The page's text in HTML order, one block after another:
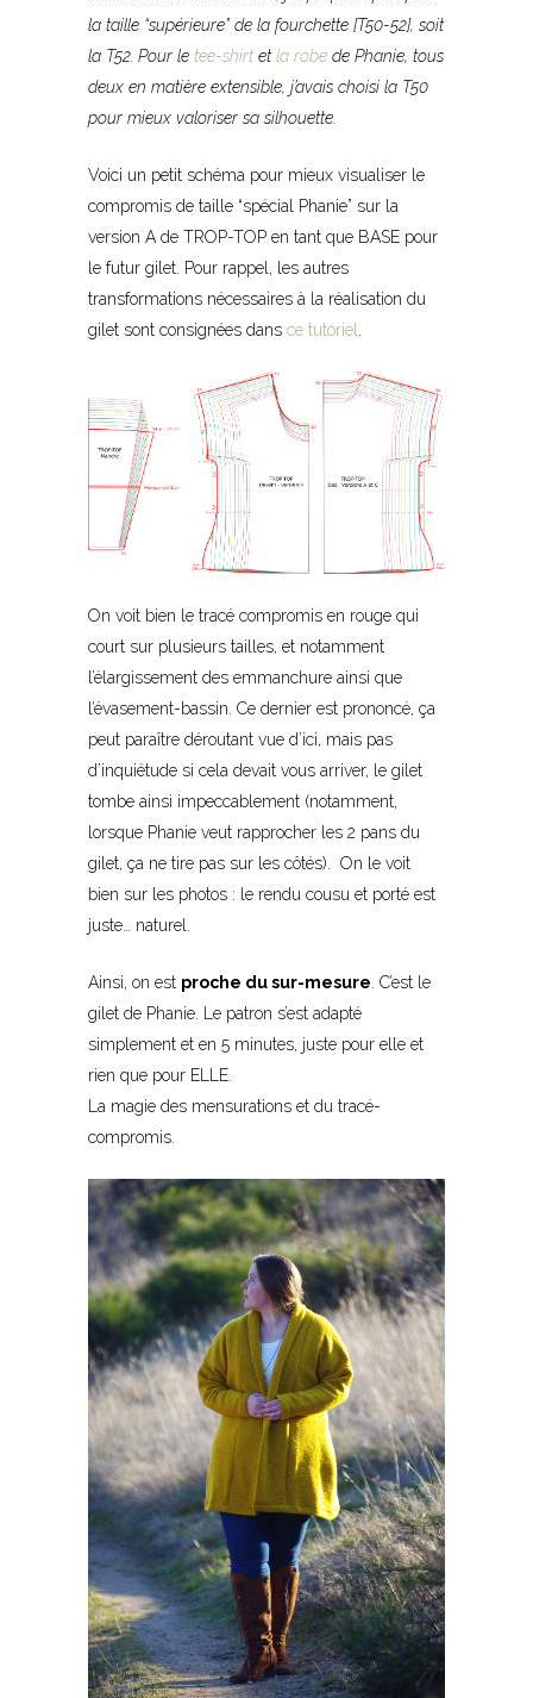
la taille “supérieure” de la fourchette [T50-52], soit
la T52. Pour le tee-shirt etla robe de Phanie, tous
deux en matière extensible, j’avais choisi la T50
pour mieux valoriser sa silhouette.
Voici un petit schéma pour mieux visualiser le
compromis de taille “spécial Phanie” sur la
version A de TROP-TOP en tant que BASE pour
le futur gilet. Pour rappel, les autres
transformations nécessaires à la réalisation du
gilet sont consignées dans ce tutoriel
On voit bien le tracé compromis en rouge qui
court sur plusieurs tailles, et notamment
l’élargissement des emmanchure ainsi que
l’évasement-bassin. Ce dernier est prononcé, ça
peut paraître déroutant vue d’ici, mais pas
d’inquiétude si cela devait vous arriver, le gilet
tombe ainsi impeccablement (notamment,
lorsque Phanie veut rapprocher les 2 pans du
gilet, ça ne tire pas sur les côtés). On le voit
bien sur les photos : le rendu cousu et porté est
juste… naturel.
Ainsi, on est proche du sur-mesure . C’est le
gilet de Phanie. Le patron s’est adapté
simplement et en 5 minutes, juste pour elle et
rien que pour ELLE.
La magie des mensurations et du tracé-
compromis.